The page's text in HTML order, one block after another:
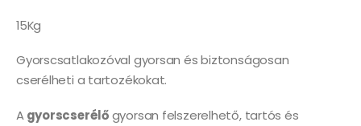
15Kg
Gyorscsatlakozóval gyorsan és biztonságosan
cserélheti a tartozékokat.
Agyorscserélőgyorsan felszerelhető, tartós és